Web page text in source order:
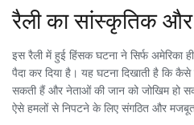
रैली का सांस्कृतिक और
इस रैली में हुई हिंसक घटना ने सिर्फ अमेरिका
पैदा कर दिया है। यह घटना दिखाती है कि
सकती हैं और नेताओं की जान को जोखिम हो
ऐसे हमलों से निपटने के लिए संगठित और मजबूत